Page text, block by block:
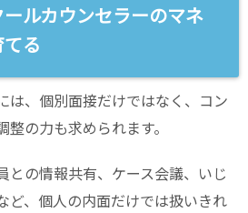
ルカウンセラーのマネ
る
は、個別面接だけではなく、コン
の力も求められます。
との情報共有、ケース会議、いじ
ど、個人の内面だけでは扱いきれ